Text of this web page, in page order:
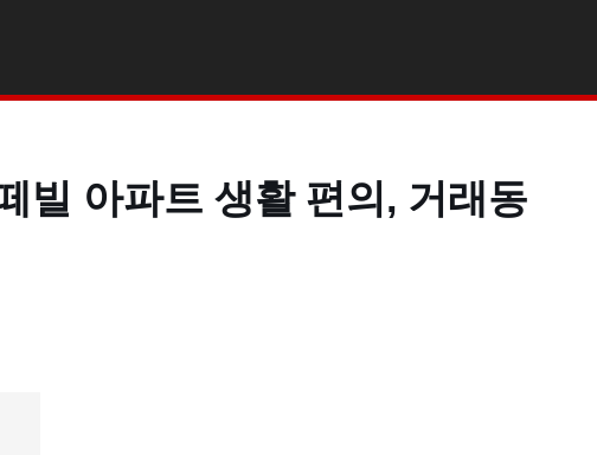
빌 아파트 생활 편의, 거래동